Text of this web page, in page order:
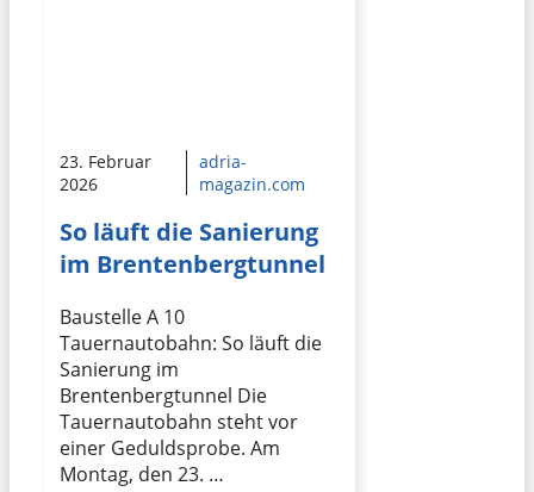
23. Februar
2026
adria-
magazin.com
So läuft die Sanierung
im Brentenbergtunnel
Baustelle A 10
Tauernautobahn: So läuft die
Sanierung im
Brentenbergtunnel Die
Tauernautobahn steht vor
einer Geduldsprobe. Am
Montag, den 23. …